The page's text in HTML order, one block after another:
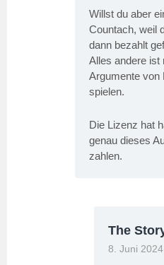
Willst du aber
Countach, weil
dann bezahlt
Alles andere ist
Argumente von
spielen.
Die Lizenz hat
genau dieses
zahlen.
The
8. Juni